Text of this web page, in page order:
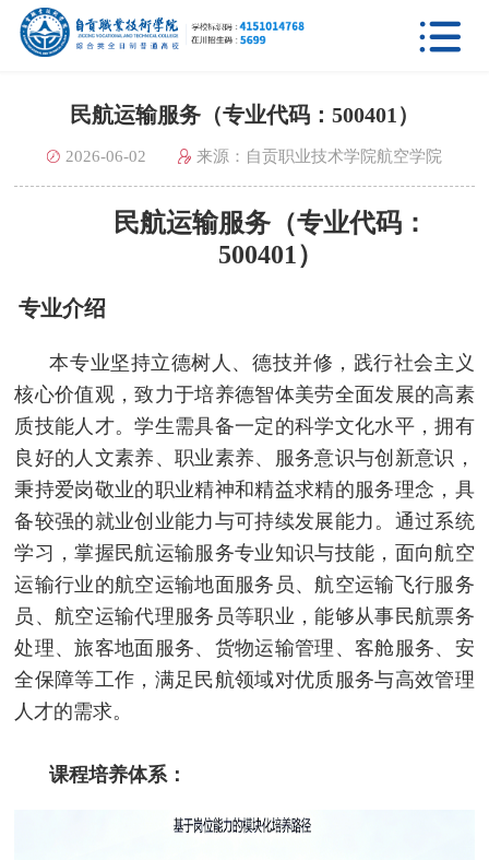

民航运输服务（专业代码：500401）
2026-06-02 来源：自贡职业技术学院航空学院
民航运输服务（专业代码：
500401）
专业介绍
本专业坚持立德树人、德技并修，践行社会主义
核心价值观，致力于培养德智体美劳全面发展的高素
质技能人才。学生需具备一定的科学文化水平，拥有
良好的人文素养、职业素养、服务意识与创新意识，
秉持爱岗敬业的职业精神和精益求精的服务理念，具
备较强的就业创业能力与可持续发展能力。通过系统
学习，掌握民航运输服务专业知识与技能，面向航空
运输行业的航空运输地面服务员、航空运输飞行服务
员、航空运输代理服务员等职业，能够从事民航票务
处理、旅客地面服务、货物运输管理、客舱服务、安
全保障等工作，满足民航领域对优质服务与高效管理
人才的需求。
课程培养体系：